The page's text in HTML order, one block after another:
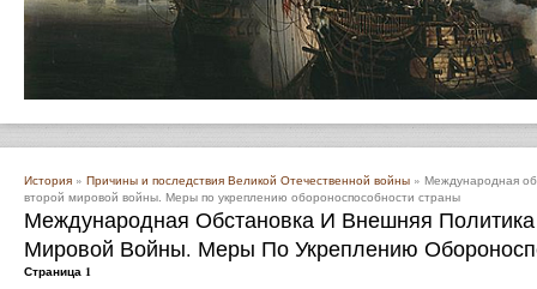
История » Причины и последствия Великой Отечественной войны » Международная
второй мировой войны. Меры по укреплению обороноспособности страны
Международная Обстановка И Внешняя
Мировой Войны. Меры По Укреплению
Страница 1